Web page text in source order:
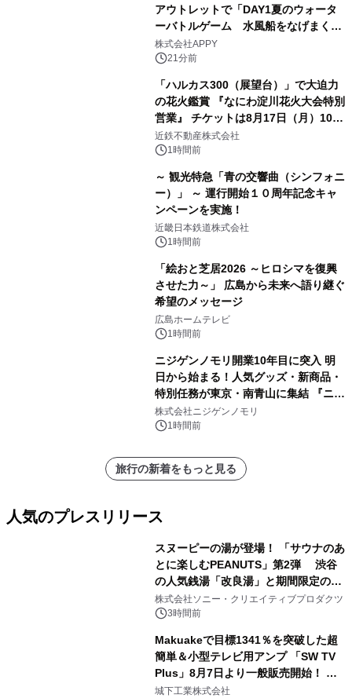
アウトレットで「DAY1夏のウォータ
ーバトルゲーム 水風船をなげまくろ
う！」を開催
株式会社APPY
21分前
「ハルカス300（展望台）」で大迫力
の花火鑑賞 『なにわ淀川花火大会特別
営業』 チケットは8月17日（月）10時
00分から販売開始！
近鉄不動産株式会社
1時間前
～ 観光特急「青の交響曲（シンフォニ
ー）」 ～ 運行開始１０周年記念キャ
ンペーンを実施！
近畿日本鉄道株式会社
1時間前
「絵おと芝居2026 ～ヒロシマを復興
させた力～」 広島から未来へ語り継ぐ
希望のメッセージ
広島ホームテレビ
1時間前
ニジゲンノモリ開業10年目に突入 明
日から始まる！人気グッズ・新商品・
特別任務が東京・南青山に集結 『ニジ
ゲンノモリ POPUPストア in Annex
Aoyama』
株式会社ニジゲンノモリ
1時間前
旅行の新着をもっと見る
人気のプレスリリース
スヌーピーの湯が登場！ 「サウナのあ
とに楽しむPEANUTS」第2弾 渋谷
の人気銭湯「改良湯」と期間限定のコ
ラボレーション サウナイキタイコラ
ボグッズも発売決定！
株式会社ソニー・クリエイティブプロダクツ
3時間前
Makuakeで目標1341％を突破した超
簡単＆小型テレビ用アンプ 「SW TV
Plus」8月7日より一般販売開始！ ケ
ーブル1本つなぐだけ、テレビの音が
城下工業株式会社